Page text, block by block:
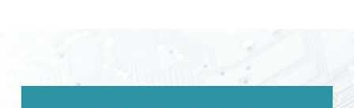
電源電圧変動試験器・その他試験器